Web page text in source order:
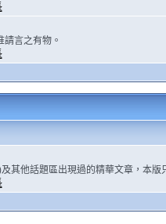
請言之有物。
其他話題區出現過的精華文章，本版